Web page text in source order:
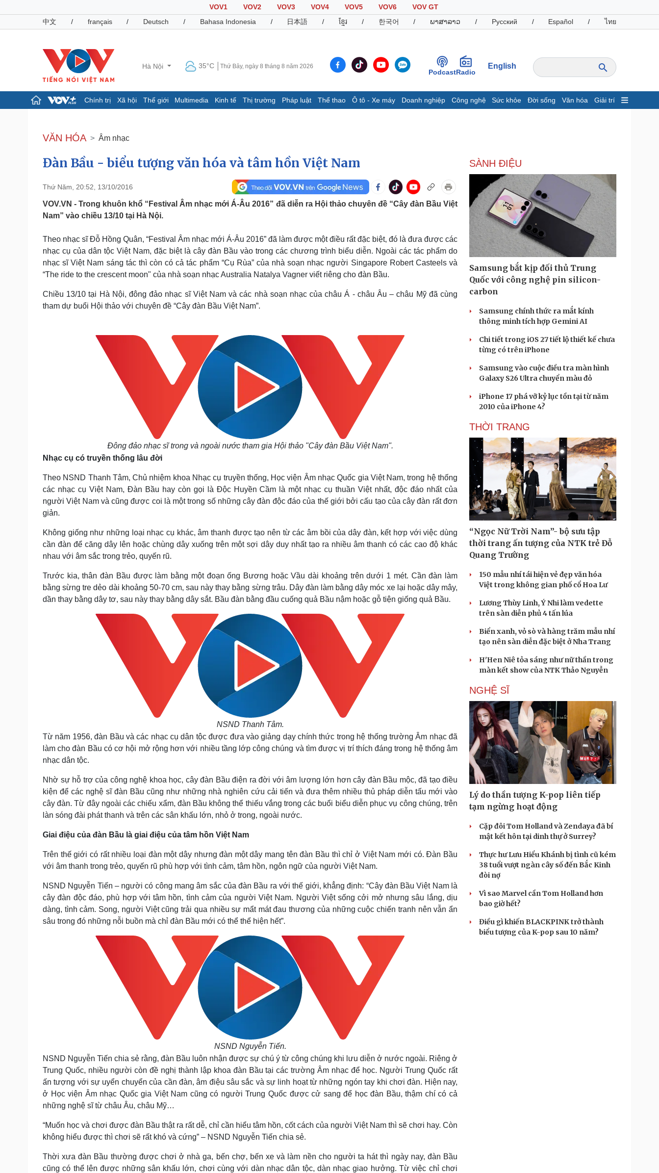
VOV1 VOV2 VOV3 VOV4 VOV5 VOV6
VOV GT
中文
/ français / Deutsch / Bahasa Indonesia / 日本語 / ខ្មែរ / 한국어 / ພາສາລາວ / Русский / Español / ไทย
Hà Nội 35°C Thứ Bảy, ngày 8 tháng 8 năm 2026
PodcastRadio
English
Chính trị Xã hội Thế giới Multimedia Kinh tế Thị trường Pháp luật Thể thao Ô tô - Xe máy Doanh nghiệp Công nghệ Sức khỏe Đời sống Văn hóa Giải trí
Đảng
Tổ chức nhân sự
Nhận diện sự thật
Dấu ấn VOV
Infographic
Giá cà phê
Pháp luật
Vụ án
Tư vấn luật
Quân sự - Quốc phòng
Vũ khí
Phân tích
Thể thao
Thế giới thể thao
eSports
Hậu trường
Ô tô - Xe máy
Tư vấn
Doanh nghiệp
Thông tin doanh nghiệp
Doanh nghiệp 24h
Doanh nhân
Vì cộng đồng
Công nghệ
Sành điệu
Tin Công nghệ
Trải nghiệm
Chuyển đổi số
Sức khỏe
Cây thuốc
Sản phụ khoa
Làm đẹp - giảm cân
Phòng mạch online
Đời sống
Blog
Tình yêu - Gia đình
Văn hóa
Văn học
Âm nhạc
Giải trí
Thời trang
Săn Tour
Podcast
Câu chuyện thời sự
Cửa sổ tình yêu
Kể chuyện cho bé
Hạt giống tâm hồn
VĂN HÓA Âm nhạc
Đàn Bầu - biểu tượng văn hóa và tâm hồn Việt Nam
Thứ Năm, 20:52, 13/10/2016
VOV.VN - Trong khuôn khổ “Festival Âm nhạc mới Á-Âu 2016” đã diễn ra Hội thảo chuyên đề “Cây đàn Bầu Việt
Nam” vào chiều 13/10 tại Hà Nội.
Theo nhạc sĩ Đỗ Hồng Quân, “Festival Âm nhạc mới Á-Âu 2016” đã làm được một điều rất đặc biệt, đó là đưa được các
nhạc cụ của dân tộc Việt Nam, đặc biệt là cây đàn Bầu vào trong các chương trình biểu diễn. Ngoài các tác phẩm do
nhạc sĩ Việt Nam sáng tác thì còn có cả tác phẩm “Cụ Rùa” của nhà soạn nhạc người Singapore Robert Casteels và
“The ride to the crescent moon" của nhà soạn nhạc Australia Natalya Vagner viết riêng cho đàn Bầu.
Chiều 13/10 tại Hà Nội, đông đảo nhạc sĩ Việt Nam và các nhà soạn nhạc của châu Á - châu Âu – châu Mỹ đã cùng
tham dự buổi Hội thảo với chuyên đề “Cây đàn Bầu Việt Nam”.
Đông đảo nhạc sĩ trong và ngoài nước tham gia Hội thảo "Cây đàn Bầu Việt Nam".
Nhạc cụ có truyền thống lâu đời
Theo NSND Thanh Tâm, Chủ nhiệm khoa Nhạc cụ truyền thống, Học viện Âm nhạc Quốc gia Việt Nam, trong hệ thống
các nhạc cụ Việt Nam, Đàn Bầu hay còn gọi là Độc Huyền Cầm là một nhạc cụ thuần Việt nhất, độc đáo nhất của
người Việt Nam và cũng được coi là một trong số những cây đàn độc đáo của thế giới bởi cấu tạo của cây đàn rất đơn
giản.
Không giống như những loại nhạc cụ khác, âm thanh được tạo nên từ các âm bồi của dây đàn, kết hợp với việc dùng
cần đàn để căng dây lên hoặc chùng dây xuống trên một sợi dây duy nhất tạo ra nhiều âm thanh có các cao độ khác
nhau với âm sắc trong trẻo, quyến rũ.
Trước kia, thân đàn Bầu được làm bằng một đoạn ống Bương hoặc Vầu dài khoảng trên dưới 1 mét. Cần đàn làm
bằng sừng tre dẻo dài khoảng 50-70 cm, sau này thay bằng sừng trâu. Dây đàn làm bằng dây móc xe lại hoặc dây mây,
dần thay bằng dây tơ, sau này thay bằng dây sắt. Bầu đàn bằng đầu cuống quả Bầu nậm hoặc gỗ tiện giống quả Bầu.
NSND Thanh Tâm.
Từ năm 1956, đàn Bầu và các nhạc cụ dân tộc được đưa vào giảng dạy chính thức trong hệ thống trường Âm nhạc đã
làm cho đàn Bầu có cơ hội mở rộng hơn với nhiều tầng lớp công chúng và tìm được vị trí thích đáng trong hệ thống âm
nhạc dân tộc.
Nhờ sự hỗ trợ của công nghệ khoa học, cây đàn Bầu điện ra đời với âm lượng lớn hơn cây đàn Bầu mộc, đã tạo điều
kiện để các nghệ sĩ đàn Bầu cũng như những nhà nghiên cứu cải tiến và đưa thêm nhiều thủ pháp diễn tấu mới vào
cây đàn. Từ đây ngoài các chiếu xẩm, đàn Bầu không thể thiếu vắng trong các buổi biểu diễn phục vụ công chúng, trên
làn sóng đài phát thanh và trên các sân khấu lớn, nhỏ ở trong, ngoài nước.
Giai điệu của đàn Bầu là giai điệu của tâm hồn Việt Nam
Trên thế giới có rất nhiều loại đàn một dây nhưng đàn một dây mang tên đàn Bầu thì chỉ ở Việt Nam mới có. Đàn Bầu
với âm thanh trong trẻo, quyến rũ phù hợp với tình cảm, tâm hồn, ngôn ngữ của người Việt Nam.
NSND Nguyễn Tiến – người có công mang âm sắc của đàn Bầu ra với thế giới, khẳng định: “Cây đàn Bầu Việt Nam là
cây đàn độc đáo, phù hợp với tâm hồn, tình cảm của người Việt Nam. Người Việt sống cởi mở nhưng sâu lắng, dịu
dàng, tình cảm. Song, người Việt cũng trải qua nhiều sự mẩt mát đau thương của những cuộc chiến tranh nên vẫn ẩn
sâu trong đó những nỗi buồn mà chỉ đàn Bầu mới có thể thể hiện hết”.
NSND Nguyễn Tiến.
NSND Nguyễn Tiến chia sẻ rằng, đàn Bầu luôn nhận được sự chú ý từ công chúng khi lưu diễn ở nước ngoài. Riêng ở
Trung Quốc, nhiều người còn đề nghị thành lập khoa đàn Bầu tại các trường Âm nhạc để học. Người Trung Quốc rất
ấn tượng với sự uyển chuyển của cần đàn, âm điệu sâu sắc và sự linh hoạt từ những ngón tay khi chơi đàn. Hiện nay,
ở Học viện Âm nhạc Quốc gia Việt Nam cũng có người Trung Quốc được cử sang để học đàn Bầu, thậm chí có cả
những nghệ sĩ từ châu Âu, châu Mỹ…
“Muốn học và chơi được đàn Bầu thật ra rất dễ, chỉ cần hiểu tâm hồn, cốt cách của người Việt Nam thì sẽ chơi hay. Còn
không hiểu được thì chơi sẽ rất khó và cứng” – NSND Nguyễn Tiến chia sẻ.
Thời xưa đàn Bầu thường được chơi ở nhà ga, bến chợ, bến xe và làm nền cho người ta hát thì ngày nay, đàn Bầu
cũng có thể lên được những sân khấu lớn, chơi cùng với dàn nhạc dân tộc, dàn nhạc giao hưởng. Từ việc chỉ chơi
SÀNH ĐIỆU
Samsung bắt kịp đối thủ Trung
Quốc với công nghệ pin silicon-
carbon
Samsung chính thức ra mắt kính
thông minh tích hợp Gemini AI
Chi tiết trong iOS 27 tiết lộ thiết kế chưa
từng có trên iPhone
Samsung vào cuộc điều tra màn hình
Galaxy S26 Ultra chuyển màu đỏ
iPhone 17 phá vỡ kỷ lục tồn tại từ năm
2010 của iPhone 4?
THỜI TRANG
“Ngọc Nữ Trời Nam”- bộ sưu tập
thời trang ấn tượng của NTK trẻ Đỗ
Quang Trường
150 mẫu nhí tái hiện vẻ đẹp văn hóa
Việt trong không gian phố cổ Hoa Lư
Lương Thùy Linh, Ý Nhi làm vedette
trên sàn diễn phủ 4 tấn lúa
Biển xanh, vỏ sò và hàng trăm mẫu nhí
tạo nên sàn diễn đặc biệt ở Nha Trang
H'Hen Niê tỏa sáng như nữ thần trong
màn kết show của NTK Thảo Nguyễn
NGHỆ SĨ
Lý do thần tượng K-pop liên tiếp
tạm ngừng hoạt động
Cặp đôi Tom Holland và Zendaya đã bí
mật kết hôn tại dinh thự ở Surrey?
Thực hư Lưu Hiểu Khánh bị tình cũ kém
38 tuổi vượt ngàn cây số đến Bắc Kinh
đòi nợ
Vì sao Marvel cần Tom Holland hơn
bao giờ hết?
Điều gì khiến BLACKPINK trở thành
biểu tượng của K-pop sau 10 năm?